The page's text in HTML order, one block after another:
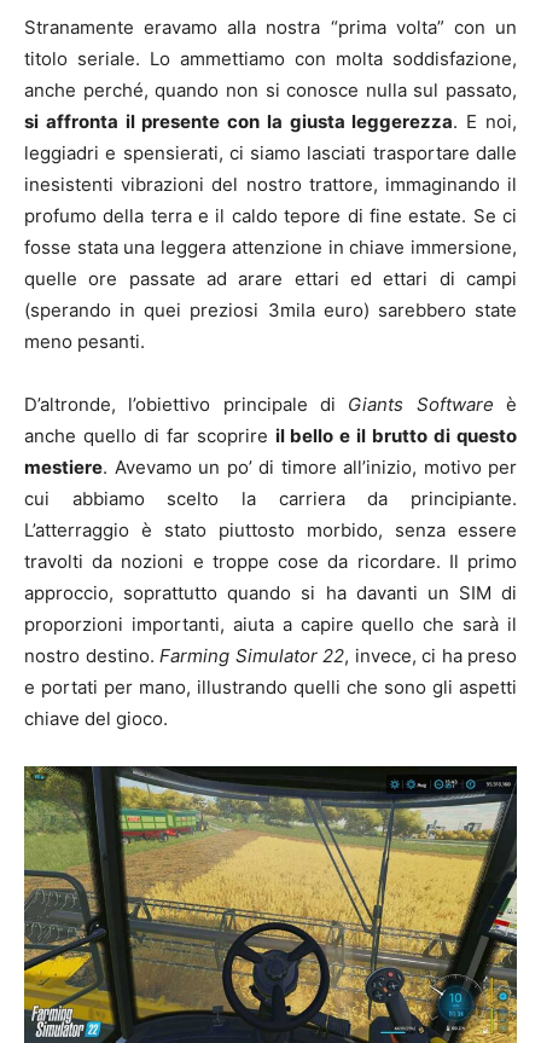
Stranamente eravamo alla nostra “prima volta” con un
titolo seriale. Lo ammettiamo con molta soddisfazione,
anche perché, quando non si conosce nulla sul passato,
si affronta il presente con la giusta leggerezza. E noi,
leggiadri e spensierati, ci siamo lasciati trasportare dalle
inesistenti vibrazioni del nostro trattore, immaginando il
profumo della terra e il caldo tepore di fine estate. Se ci
fosse stata una leggera attenzione in chiave immersione,
quelle ore passate ad arare ettari ed ettari di campi
(sperando in quei preziosi 3mila euro) sarebbero state
meno pesanti.
D’altronde, l’obiettivo principale di Giants Software è
anche quello di far scoprire il bello e il brutto di questo
mestiere. Avevamo un po’ di timore all’inizio, motivo per
cui abbiamo scelto la carriera da principiante.
L’atterraggio è stato piuttosto morbido, senza essere
travolti da nozioni e troppe cose da ricordare. Il primo
approccio, soprattutto quando si ha davanti un SIM di
proporzioni importanti, aiuta a capire quello che sarà il
nostro destino. Farming Simulator 22, invece, ci ha preso
e portati per mano, illustrando quelli che sono gli aspetti
chiave del gioco.